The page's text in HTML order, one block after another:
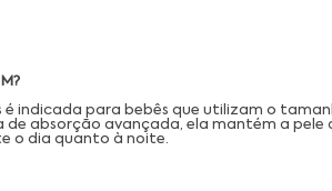
é indicada para bebês que utilizam o
de absorção avançada, ela mantém a
o dia quanto à noite.